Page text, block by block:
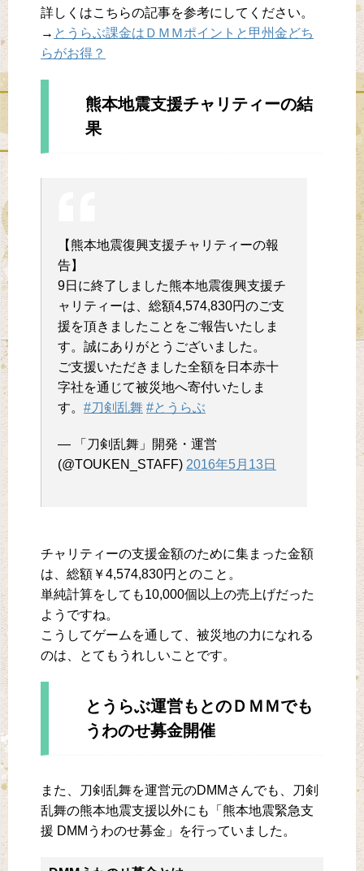
詳しくはこちらの記事を参考にしてください。
→ とうらぶ課金はＤＭＭポイントと甲州金どち
らがお得？
熊本地震支援チャリティーの結
果
【熊本地震復興支援チャリティーの報
告】
9日に終了しました熊本地震復興支援チ
ャリティーは、総額4,574,830円のご支
援を頂きましたことをご報告いたしま
す。誠にありがとうございました。
ご支援いただきました全額を日本赤十
字社を通じて被災地へ寄付いたしま
す。 #刀剣乱舞 #とうらぶ
— 「刀剣乱舞」開発・運営
(@TOUKEN_STAFF) 2016年5月13日
チャリティーの支援金額のために集まった金額
は、総額￥4,574,830円とのこと。
単純計算をしても10,000個以上の売上げだった
ようですね。
こうしてゲームを通して、被災地の力になれる
のは、とてもうれしいことです。
とうらぶ運営もとのＤＭＭでも
うわのせ募金開催
また、刀剣乱舞を運営元のDMMさんでも、刀剣
乱舞の熊本地震支援以外にも「熊本地震緊急支
援 DMMうわのせ募金」を行っていました。